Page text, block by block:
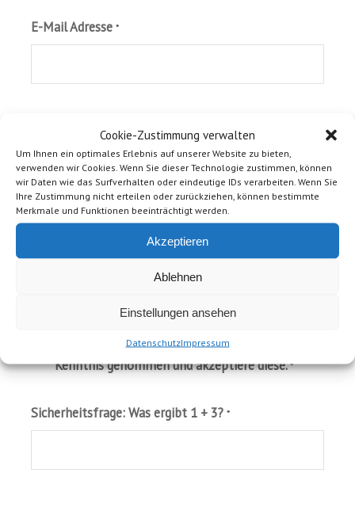
Cookie-Zustimmung verwalten
Um Ihnen ein optimales Erlebnis auf unserer Website zu bieten,
verwenden wir Cookies. Wenn Sie dieser Technologie zustimmen, können
wir Daten wie das Surfverhalten oder eindeutige IDs verarbeiten. Wenn Sie
Ihre Zustimmung nicht erteilen oder zurückziehen, können bestimmte
Merkmale und Funktionen beeinträchtigt werden.
Akzeptieren
Ablehnen
Einstellungen ansehen
DatenschutzImpressum
E-Mail Adresse *
Ich habe die Hinweise zumDatenschutz
Kenntnis genommen und akzeptiere diese.*
Sicherheitsfrage: Was ergibt 1 + 3? *